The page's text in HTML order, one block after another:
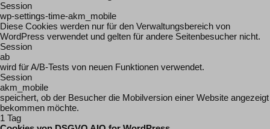
Session
wp-settings-time-akm_mobile
Diese Cookies werden nur für den Verwaltungsbereich von
WordPress verwendet und gelten für andere Seitenbesucher nicht.
Session
ab
wird für A/B-Tests von neuen Funktionen verwendet.
Session
akm_mobile
speichert, ob der Besucher die Mobilversion einer Website angezeigt
bekommen möchte.
1 Tag